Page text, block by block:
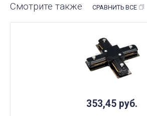
Смотрите также СРАВНИТЬ ВСЕ
353,45 руб.